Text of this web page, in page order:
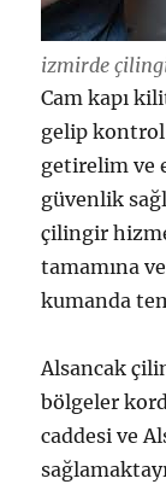
izmirde
Cam kapı
gelip kontrol
getirelim ve
güvenlik
çilingir
tamamına
kumanda
Alsancak
bölgeler
caddesi ve